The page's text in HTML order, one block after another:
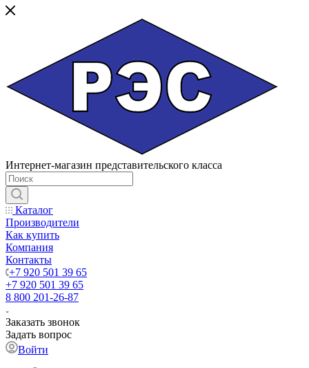
Интернет-магазин представительского класса
Каталог
Производители
Как купить
Компания
Контакты
+7 920 501 39 65
+7 920 501 39 65
8 800 201-26-87
Заказать звонок
Задать вопрос
Войти